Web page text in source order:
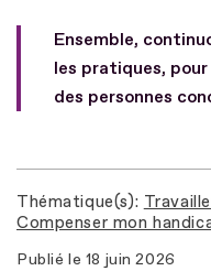
Ensemble,
les pratiques,
des personnes
Thématique(s)
Compenser mon
Publié le 18 juin 2026